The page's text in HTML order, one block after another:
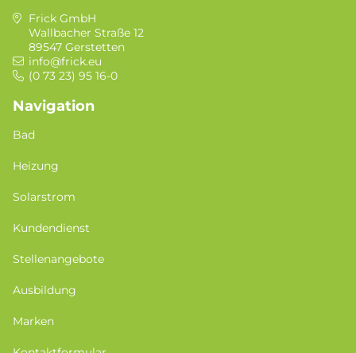
Frick GmbH
Wallbacher Straße 12
89547 Gerstetten
info@frick.eu
(0 73 23) 95 16-0
Navigation
Bad
Heizung
Solarstrom
Kundendienst
Stellenangebote
Ausbildung
Marken